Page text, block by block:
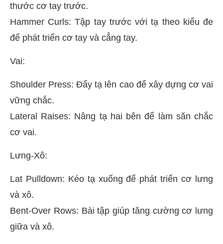
thước cơ tay trước.
Hammer Curls: Tập tay trước với tạ theo kiểu đe
để phát triển cơ tay và cẳng tay.
Vai:
Shoulder Press: Đẩy tạ lên cao để xây dựng cơ vai
vững chắc.
Lateral Raises: Nâng tạ hai bên để làm săn chắc
cơ vai.
Lưng-Xô:
Lat Pulldown: Kéo tạ xuống để phát triển cơ lưng
và xô.
Bent-Over Rows: Bài tập giúp tăng cường cơ lưng
giữa và xô.